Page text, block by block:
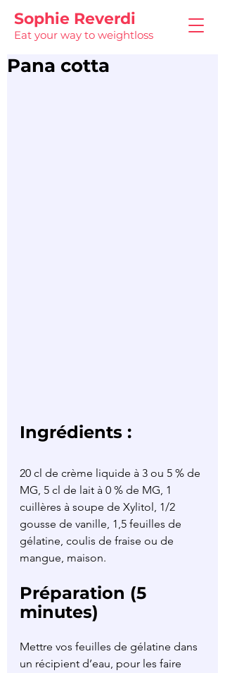
Sophie Reverdi
Eat your way to weightloss
Pana cotta
Ingrédients :
20 cl de crème liquide à 3 ou 5 % de
MG, 5 cl de lait à 0 % de MG, 1
cuillères à soupe de Xylitol, 1/2
gousse de vanille, 1,5 feuilles de
gélatine, coulis de fraise ou de
mangue, maison.
Préparation (5
minutes)
Mettre vos feuilles de gélatine dans
un récipient d’eau, pour les faire